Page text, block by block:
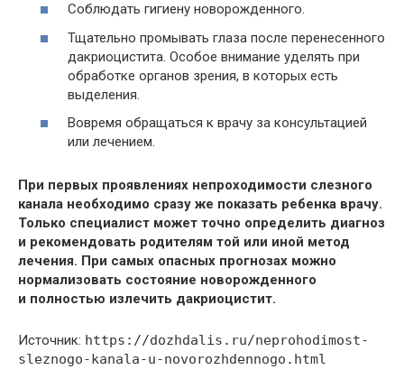
Соблюдать гигиену новорожденного.
Тщательно промывать глаза после перенесенного
дакриоцистита. Особое внимание уделять при
обработке органов зрения, в которых есть
выделения.
Вовремя обращаться к врачу за консультацией
или лечением.
При первых проявлениях непроходимости слезного
канала необходимо сразу же показать ребенка врачу.
Только специалист может точно определить диагноз
и рекомендовать родителям той или иной метод
лечения. При самых опасных прогнозах можно
нормализовать состояние новорожденного
и полностью излечить дакриоцистит.
Источник: https://dozhdalis.ru/neprohodimost-
sleznogo-kanala-u-novorozhdennogo.html